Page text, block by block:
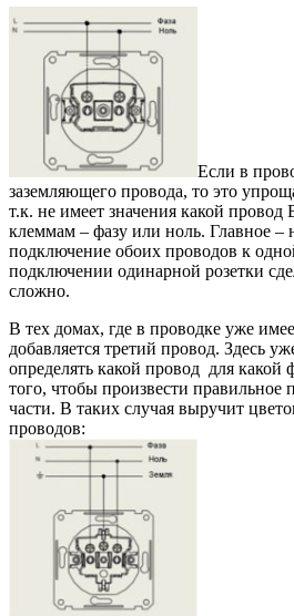
Если в
заземляющего провода, то это
т.к. не имеет значения какой
клеммам – фазу или ноль. Главное –
подключение обоих проводов к
подключении одинарной розетки
сложно.
В тех домах, где в проводке уже
добавляется третий провод. Здесь
определять какой провод для какой
того, чтобы произвести правильное
части. В таких случая выручит
проводов: